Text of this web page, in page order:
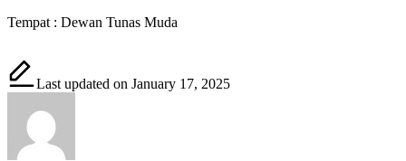
Tempat : Dewan Tunas Muda
Last updated on January 17, 2025